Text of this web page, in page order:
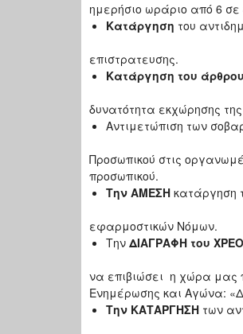
ημερήσιο ωράριο από 6
Κατάργηση του
επιστρατευσης.
Κατάργηση του άρθρου
δυνατότητα εκχώρησης
Αντιμετώπιση των
Προσωπικού στις
προσωπικού.
Την ΑΜΕΣΗ κατάργηση
εφαρμοστικών Νόμων.
Την ΔΙΑΓΡΑΦΗ του
να επιβιώσει η χώρα μας
Ενημέρωσης και Αγώνα:
Την ΚΑΤΑΡΓΗΣΗ των